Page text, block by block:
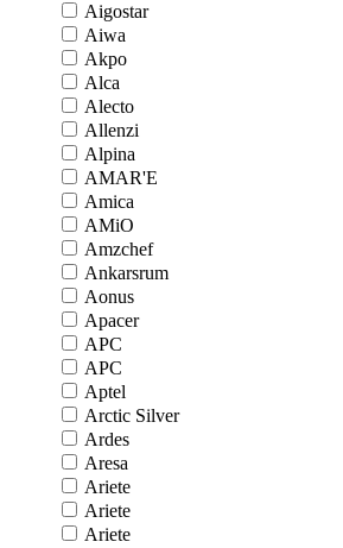
Aigostar
Aiwa
Akpo
Alca
Alecto
Allenzi
Alpina
AMAR'E
Amica
AMiO
Amzchef
Ankarsrum
Aonus
Apacer
APC
APC
Aptel
Arctic Silver
Ardes
Aresa
Ariete
Ariete
Ariete